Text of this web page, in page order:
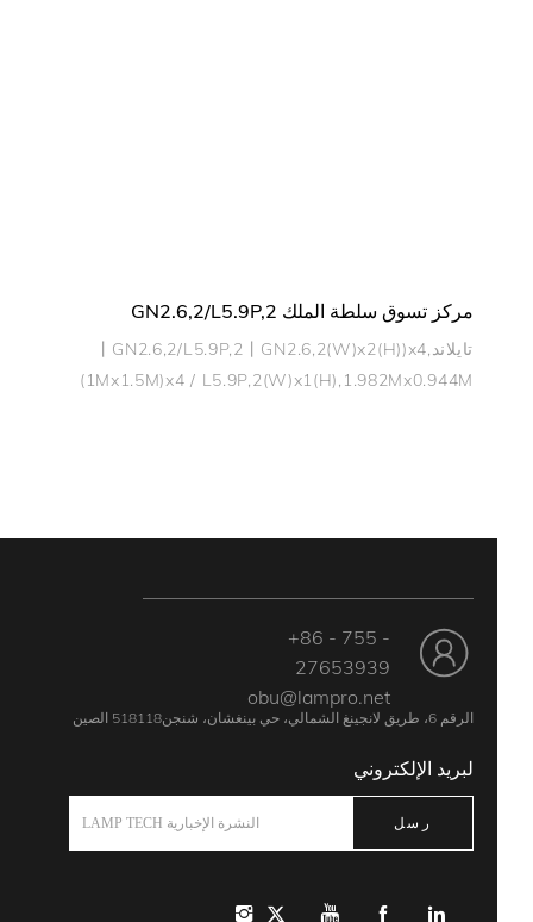
مركز تسوق سلطة الملك GN2.6,2/L5.9P,2
تايلاند丨GN2.6,2/L5.9P,2丨GN2.6,2(W)x2(H))x4,
(1Mx1.5M)x4 / L5.9P,2(W)x1(H),1.982Mx0.944M
+86 - 755 -
27653939
obu@lampro.net
الرقم 6، طريق لانجينغ الشمالي، حي بينغشان، شنجن518118 الصين
لبريد الإلكتروني
النشرة الإخبارية LAMP TECH رسل